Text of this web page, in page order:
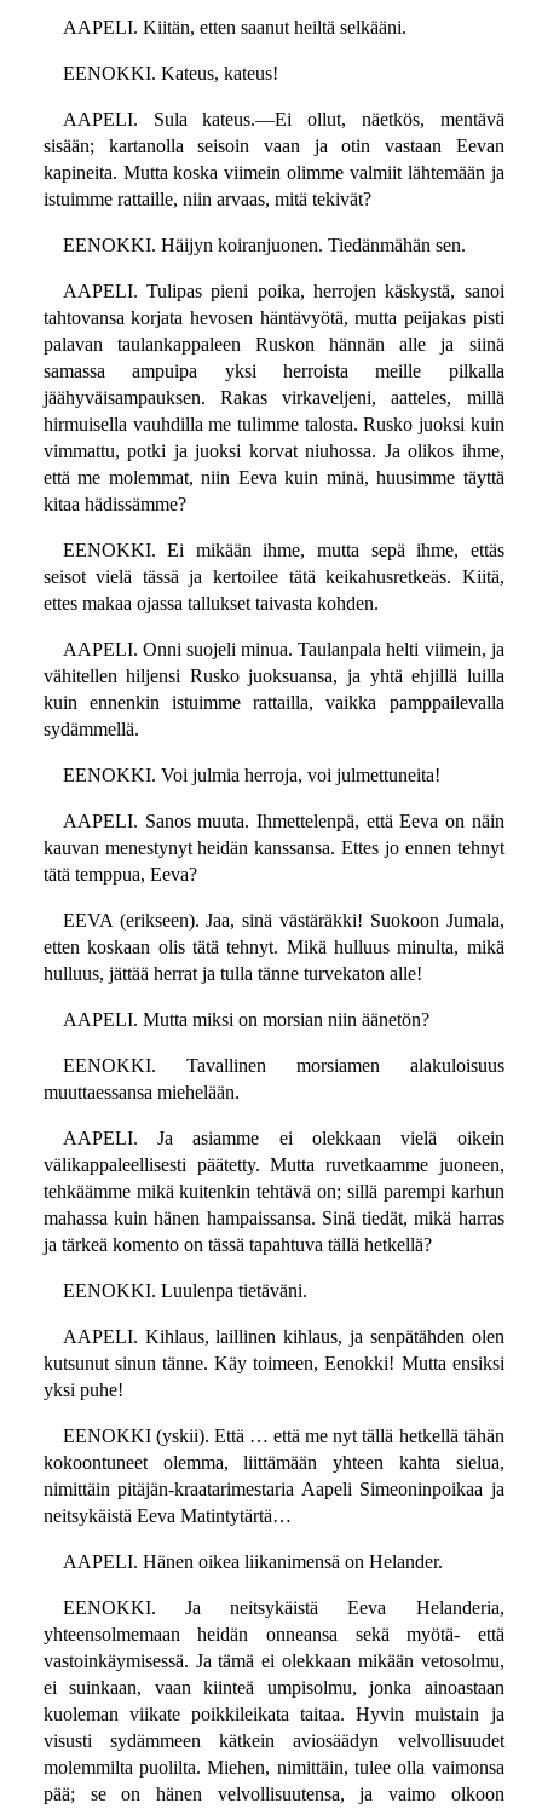
AAPELI. Kiitän, etten saanut heiltä selkääni.
EENOKKI. Kateus, kateus!
AAPELI. Sula kateus.—Ei ollut, näetkös, mentävä
sisään; kartanolla seisoin vaan ja otin vastaan Eevan
kapineita. Mutta koska viimein olimme valmiit lähtemään ja
istuimme rattaille, niin arvaas, mitä tekivät?
EENOKKI. Häijyn koiranjuonen. Tiedänmähän sen.
AAPELI. Tulipas pieni poika, herrojen käskystä, sanoi
tahtovansa korjata hevosen häntävyötä, mutta peijakas pisti
palavan taulankappaleen Ruskon hännän alle ja siinä
samassa ampuipa yksi herroista meille pilkalla
jäähyväisampauksen. Rakas virkaveljeni, aatteles, millä
hirmuisella vauhdilla me tulimme talosta. Rusko juoksi kuin
vimmattu, potki ja juoksi korvat niuhossa. Ja olikos ihme,
että me molemmat, niin Eeva kuin minä, huusimme täyttä
kitaa hädissämme?
EENOKKI. Ei mikään ihme, mutta sepä ihme, ettäs
seisot vielä tässä ja kertoilee tätä keikahusretkeäs. Kiitä,
ettes makaa ojassa tallukset taivasta kohden.
AAPELI. Onni suojeli minua. Taulanpala helti viimein, ja
vähitellen hiljensi Rusko juoksuansa, ja yhtä ehjillä luilla
kuin ennenkin istuimme rattailla, vaikka pamppailevalla
sydämmellä.
EENOKKI. Voi julmia herroja, voi julmettuneita!
AAPELI. Sanos muuta. Ihmettelenpä, että Eeva on näin
kauvan menestynyt heidän kanssansa. Ettes jo ennen tehnyt
tätä temppua, Eeva?
EEVA (erikseen). Jaa, sinä västäräkki! Suokoon Jumala,
etten koskaan olis tätä tehnyt. Mikä hulluus minulta, mikä
hulluus, jättää herrat ja tulla tänne turvekaton alle!
AAPELI. Mutta miksi on morsian niin äänetön?
EENOKKI. Tavallinen morsiamen alakuloisuus
muuttaessansa miehelään.
AAPELI. Ja asiamme ei olekkaan vielä oikein
välikappaleellisesti päätetty. Mutta ruvetkaamme juoneen,
tehkäämme mikä kuitenkin tehtävä on; sillä parempi karhun
mahassa kuin hänen hampaissansa. Sinä tiedät, mikä harras
ja tärkeä komento on tässä tapahtuva tällä hetkellä?
EENOKKI. Luulenpa tietäväni.
AAPELI. Kihlaus, laillinen kihlaus, ja senpätähden olen
kutsunut sinun tänne. Käy toimeen, Eenokki! Mutta ensiksi
yksi puhe!
EENOKKI (yskii). Että … että me nyt tällä hetkellä tähän
kokoontuneet olemma, liittämään yhteen kahta sielua,
nimittäin pitäjän-kraatarimestaria Aapeli Simeoninpoikaa ja
neitsykäistä Eeva Matintytärtä…
AAPELI. Hänen oikea liikanimensä on Helander.
EENOKKI. Ja neitsykäistä Eeva Helanderia,
yhteensolmemaan heidän onneansa sekä myötä- että
vastoinkäymisessä. Ja tämä ei olekkaan mikään vetosolmu,
ei suinkaan, vaan kiinteä umpisolmu, jonka ainoastaan
kuoleman viikate poikkileikata taitaa. Hyvin muistain ja
visusti sydämmeen kätkein aviosäädyn velvollisuudet
molemmilta puolilta. Miehen, nimittäin, tulee olla vaimonsa
pää; se on hänen velvollisuutensa, ja vaimo olkoon